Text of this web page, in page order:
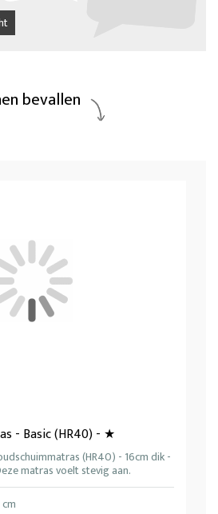
bevallen
- Basic (HR40) - ★
(HR40) - 16cm dik -
matras voelt stevig aan.